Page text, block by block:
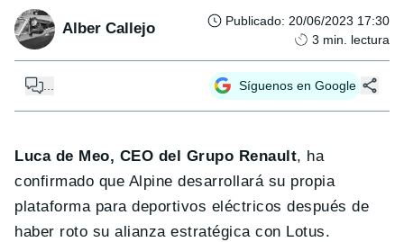
Alber Callejo Publicado: 20/06/2023 17:30
3 min. lectura
Síguenos en Google
Luca de Meo, CEO del Grupo Renault, ha
confirmado que Alpine desarrollará su propia
plataforma para deportivos eléctricos después de
haber roto su alianza estratégica con Lotus.